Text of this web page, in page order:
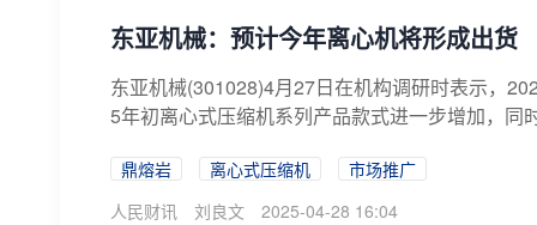
东亚机械：预计今年离心机将形成出货
东亚机械(301028)4月27日在机构调研时表示，
5年初离心式压缩机系列产品款式进一步增加，
鼎熔岩 离心式压缩机
市场推广
人民财讯
刘良文 2025-04-28 16:04